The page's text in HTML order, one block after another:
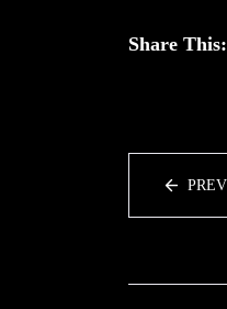
Share This: